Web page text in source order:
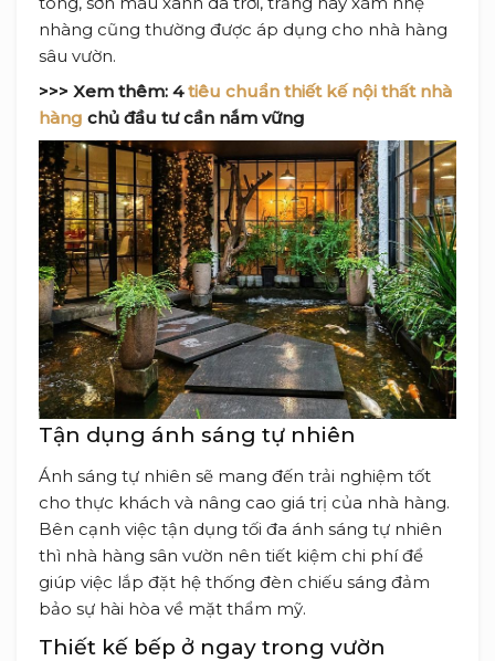
nhàng cũng thường được áp dụng cho nhà hàng
sâu vườn.
>>> Xem thêm: 4tiêu chuẩn thiết kế nội thất nhà
hàng chủ đầu tư cần nắm vững
Tận dụng ánh sáng tự nhiên
Ánh sáng tự nhiên sẽ mang đến trải nghiệm tốt
cho thực khách và nâng cao giá trị của nhà hàng.
Bên cạnh việc tận dụng tối đa ánh sáng tự nhiên
thì nhà hàng sân vườn nên tiết kiệm chi phí để
giúp việc lắp đặt hệ thống đèn chiếu sáng đảm
bảo sự hài hòa về mặt thẩm mỹ.
Thiết kế bếp ở ngay trong vườn